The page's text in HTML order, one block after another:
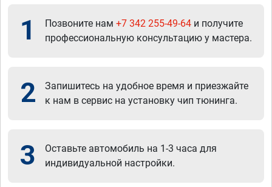
1 Позвоните нам +7 342 255-49-64 и получите
профессиональную консультацию у мастера.
2
Запишитесь на удобное время и приезжайте
к нам в сервис на установку чип тюнинга.
3
Оставьте автомобиль на 1-3 часа для
индивидуальной настройки.